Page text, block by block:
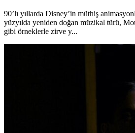
90’lı yıllarda Disney’in müthiş
yüzyılda yeniden doğan müzikal türü,
gibi örneklerle zirve y...